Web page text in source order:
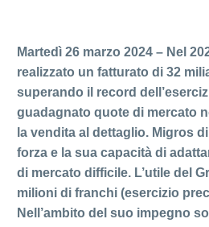
Martedì 26 marzo 2024 – Nel
realizzato un fatturato di 32
superando il record
guadagnato quote di mercato
la vendita al dettaglio. Migros
forza e la sua capacità di
di mercato difficile. L’utile del
milioni di franchi (esercizio
Nell’ambito del suo impegno